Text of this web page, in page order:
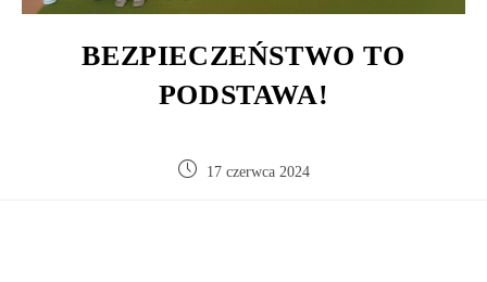
BEZPIECZEŃSTWO TO
PODSTAWA!
17 czerwca 2024